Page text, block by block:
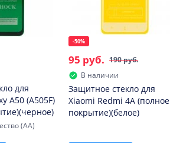
для
A50 (A505F)
(AA)
-50%
190 руб.
95 руб.
В наличии
Защитное стекло для
Xiaomi Redmi 4A (полное
покрытие)(белое)